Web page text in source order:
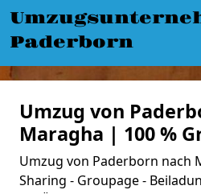
Paderborn
Umzug von
Maragha | 100 %
Umzug von Paderborn nach
Sharing - Groupage -